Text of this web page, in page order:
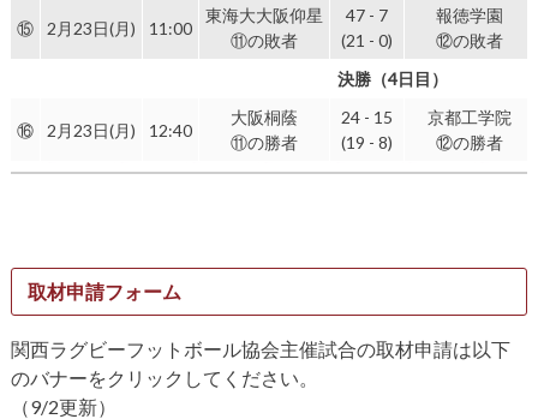
⑮ 2月23日(月) 11:00
東海大大阪仰星
⑪の敗者
47 - 7
(21 - 0)
報徳学園
⑫の敗者
決勝（4日目）
⑯ 2月23日(月) 12:40
大阪桐蔭
⑪の勝者
24 - 15
(19 - 8)
京都工学院
⑫の勝者
取材申請フォーム
関西ラグビーフットボール協会主催試合の取材申請は以下
のバナーをクリックしてください。
（9/2更新）